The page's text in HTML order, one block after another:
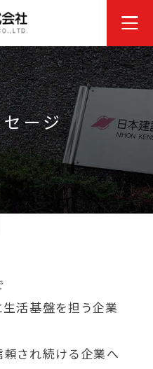
ージ
活基盤を担う企業
され続ける企業へ